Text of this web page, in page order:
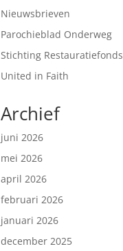
Nieuwsbrieven
Parochieblad Onderweg
Stichting Restauratiefonds
United in Faith
Archief
juni 2026
mei 2026
april 2026
februari 2026
januari 2026
december 2025